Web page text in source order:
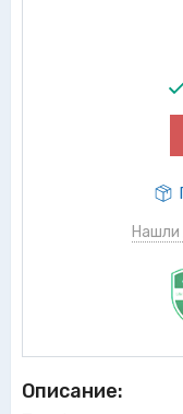
Нашли
Описание: